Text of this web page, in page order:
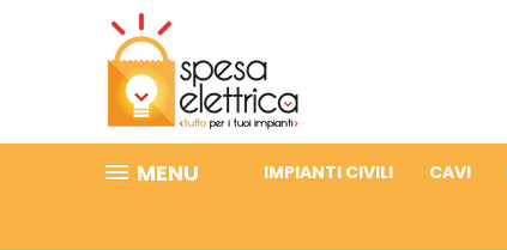
MENU IMPIANTI CIVILI CAVI